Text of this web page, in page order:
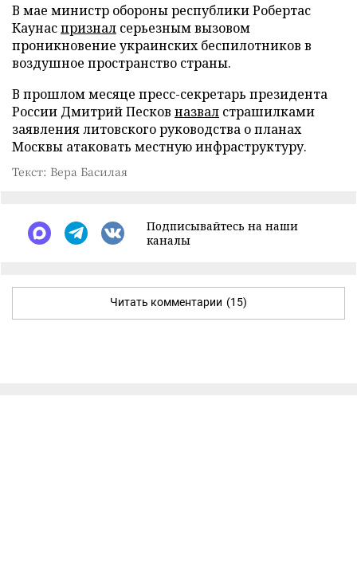
В мае министр обороны республики Робертас
Каунаспризнал серьезным вызовом
проникновение украинских беспилотников в
воздушное пространство страны.
В прошлом месяце пресс-секретарь президента
России Дмитрий Песков назвал страшилками
заявления литовского руководства о планах
Москвы атаковать местную инфраструктуру.
Текст: Вера Басилая
Подписывайтесь на наши
каналы
Читать комментарии (15)